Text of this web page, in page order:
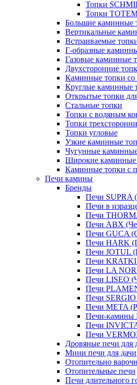
Топки
Топки
Большие каминные
Вертикальные
Встраиваемые
Г-образные
Газовые каминные
Двухсторонние
Каминные топки со
Круглые каминные
Открытые топки
Стальные топки
Топки с водяным
Топки
Топки угловые
Узкие каминные
Чугунные
Широкие каминные
Каминные топки с
Печи камины
Бренды
Печи SUPRA
Печи в
Печи
Печи ABX
Печи GUCA
Печи HARK
Печи JOTUL
Печи
Печи LA
Печи LISEO
Печи
Печи
Печи META
Печи-
Печи
Печи
Дровяные печи для
Мини печи для дачи
Отопительно
Отопительные печи
Печи длительного